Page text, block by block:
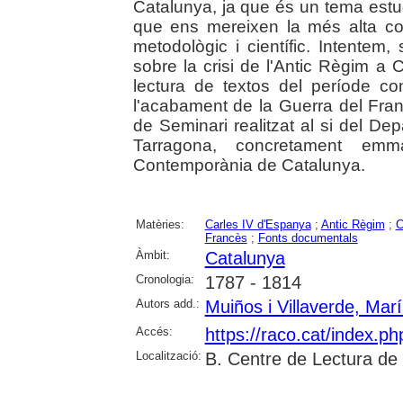
Catalunya, ja que és un tema
que ens mereixen la més alta
metodològic i científic.
sobre la crisi de l'Antic Règim a
lectura de textos del període
l'acabament de la Guerra del
de Seminari realitzat al si del
Tarragona, concretament
Contemporània de Catalunya.
Matèries: Carles IV d'Espanya; Antic Règim ;
Francès ; Fonts documentals
Àmbit:
Catalunya
Cronologia: 1787 - 1814
Autors add.: Muiños i Villaverde,
Accés: https://raco.cat/
Localització: B. Centre de Lectura